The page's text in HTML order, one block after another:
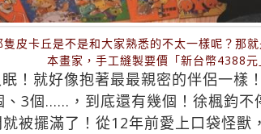
隻皮卡丘是不是和大家熟悉的不太一樣呢？
本畫家，手工縫製要價「新台幣4388元
眠！就好像抱著最最親密的伴侶一
、3個……，到底還有幾個！徐楓鈞
被擺滿了！從12年前愛上口袋怪